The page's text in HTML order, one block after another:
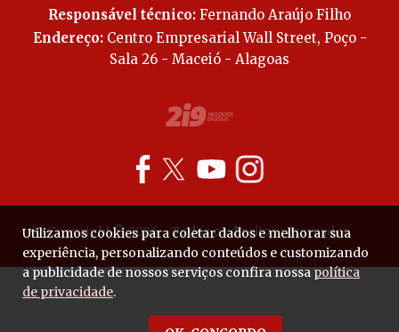
Responsável técnico: Fernando Araújo Filho
Endereço:Centro Empresarial Wall Street, Poço -
Sala 26 - Maceió - Alagoas
Copyright © 2026 - Todos os direitos reservados.
Utilizamos cookies para coletar dados e melhorar sua
experiência, personalizando conteúdos e customizando
a publicidade de nossos serviços confira nossapolítica
de privacidade.